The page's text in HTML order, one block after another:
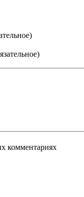
комментариях